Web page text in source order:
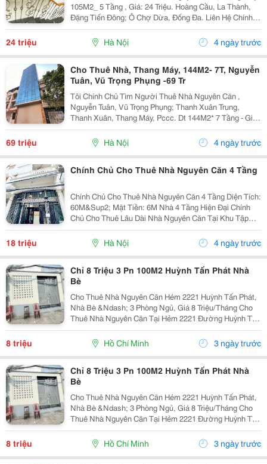
105M2_ 5 Tầng , Giá: 24 Triệu. Hoàng Cầu, La Thành,
Đặng Tiến Đông; Ô Chợ Dừa, Đống Đa. Liên Hệ Chính
Chủ: 0946004782 _Vỉa Hè Lớn, Mặt Tiền Rộng, Thoáng.
_Vị Trí Ngay Ngã Ba, Khu Đông Dân Cư, Kinh...
24 triệu Hà Nội 4 ngày trước
Cho Thuê Nhà, Thang Máy, 144M2- 7T, Nguyễn
Tuân, Vũ Trọng Phụng -69 Tr
Tôi Chính Chủ Tìm Người Thuê Nhà Nguyên Căn ,
Nguyễn Tuân, Vũ Trọng Phụng; Thanh Xuân Trung,
Thanh Xuân, Thang Máy, Pccc. Dt 144M2* 7 Tầng - Giá:
69 Triệu. - Liên Hệ Trực Tiếp Chính Chủ: 0946507497 -
Vỉa Hè Lớn, Mặt Tiền Rộng, Thoáng. - Vị Trí Ngay...
69 triệu Hà Nội 4 ngày trước
Chính Chủ Cho Thuê Nhà Nguyên Căn 4 Tầng
Chính Chủ Cho Thuê Nhà Nguyên Căn 4 Tầng Diện Tích:
60M&Sup2; Mặt Tiền: 6M Nhà 4 Tầng Hiện Đại Chính
Chủ Cho Thuê Lâu Dài Nhà Nguyên Căn Tại Khu Tập
Thể Quân Đội F361, Phố An Dương, Yên Phụ, Quận Tây
Hồ. Nhà Xây Kiên Cố, Thoáng Mát, Nội Thất Đầy...
18 triệu Hà Nội 4 ngày trước
Chỉ 8 Triệu 3 Pn 100M2 Huỳnh Tấn Phát Nhà
Bè
Cho Thuê Nhà Nguyên Căn Hẻm 2221 Huỳnh Tấn Phát,
Nhà Bè &Ndash; 3 Phòng Ngủ, Giá 8 Triệu/Tháng Cho
Thuê Nhà Nguyên Căn Tại Hẻm 2221 Đường Huỳnh Tấn
Phát, Nhà Bè. Nhà Có Diện Tích Rộng, Phù Hợp Gia
Đình Ở Lâu Dài. Thông Tin Căn Nhà: Diện Tích:...
8 triệu Hồ Chí Minh 3 ngày trước
Chỉ 8 Triệu 3 Pn 100M2 Huỳnh Tấn Phát Nhà
Bè
Cho Thuê Nhà Nguyên Căn Hẻm 2221 Huỳnh Tấn Phát,
Nhà Bè &Ndash; 3 Phòng Ngủ, Giá 8 Triệu/Tháng Cho
Thuê Nhà Nguyên Căn Tại Hẻm 2221 Đường Huỳnh Tấn
Phát, Nhà Bè. Nhà Có Diện Tích Rộng, Phù Hợp Gia
Đình Ở Lâu Dài. Thông Tin Căn Nhà: Diện Tích:...
8 triệu Hồ Chí Minh 3 ngày trước